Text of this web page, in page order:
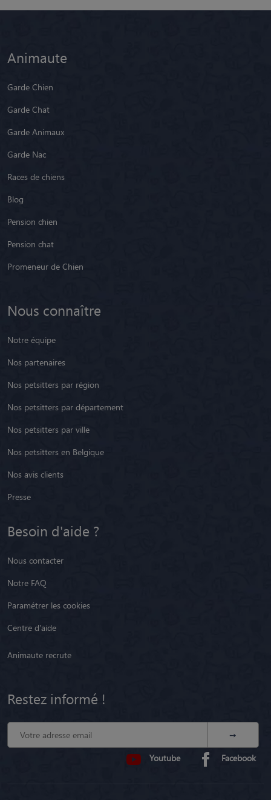
Animaute
Garde Chien
Garde Chat
Garde Animaux
Garde Nac
Races de chiens
Blog
Pension chien
Pension chat
Promeneur de Chien
Nous connaître
Notre équipe
Nos partenaires
Nos petsitters par région
Nos petsitters par département
Nos petsitters par ville
Nos petsitters en Belgique
Nos avis clients
Presse
Besoin d'aide ?
Nous contacter
Notre FAQ
Paramétrer les cookies
Centre d'aide
Animaute recrute
Restez informé !
Youtube Facebook